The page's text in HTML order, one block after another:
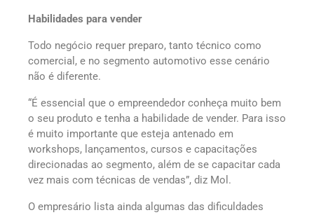
Habilidades para vender
Todo negócio requer preparo, tanto técnico como
comercial, e no segmento automotivo esse cenário
não é diferente.
“É essencial que o empreendedor conheça muito bem
o seu produto e tenha a habilidade de vender. Para isso
é muito importante que esteja antenado em
workshops, lançamentos, cursos e capacitações
direcionadas ao segmento, além de se capacitar cada
vez mais com técnicas de vendas”, diz Mol.
O empresário lista ainda algumas das dificuldades